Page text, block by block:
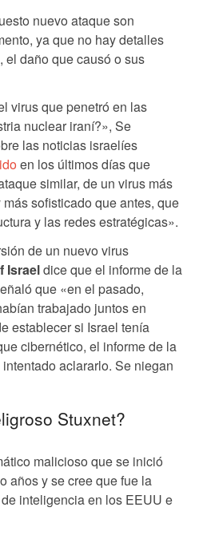
nuevo ataque son
ya que no hay detalles
el daño que causó o sus
virus que penetró en las
nuclear iraní?», Se
las noticias israelíes
en los últimos días que
similar, de un virus más
sofisticado que antes, que
y las redes estratégicas».
de un nuevo virus
Israeldice que el informe de la
que «en el pasado,
trabajado juntos en
establecer si Israel tenía
cibernético, el informe de la
aclararlo. Se niegan
Stuxnet?
malicioso que se inició
años y se cree que fue la
inteligencia en los EEUU e